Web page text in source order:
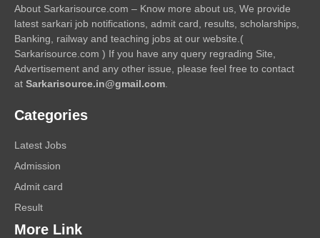
About Sarkarisource.com – Know more about us, We provide
latest sarkari job notifications, admit card, results, scholarships,
Banking, railway and teaching jobs at our website.(
Sarkarisource.com ) If you have any query regrading Site,
Advertisement and any other issue, please feel free to contact
at Sarkarisource.in@gmail.com
Categories
Latest Jobs
Admission
Admit card
Result
More Link